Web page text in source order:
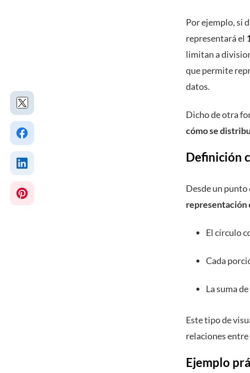
Por ejemplo, si
representará el
limitan a
que permite
datos.
Dicho de otra
cómo se
Definición
Desde un punto
representación
El círculo
Cada
La suma
Este tipo de
relaciones
Ejemplo